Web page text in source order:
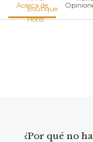
Acerca de
¿Por qué no